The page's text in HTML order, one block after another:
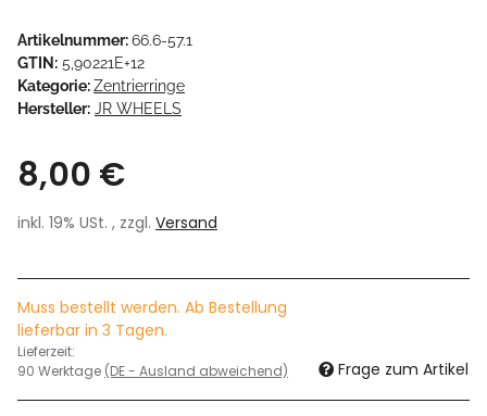
Artikelnummer:66.6-57.1
GTIN: 5,90221E+12
Kategorie:Zentrierringe
Hersteller: JR WHEELS
8,00 €
inkl. 19% USt. , zzgl. Versand
Muss bestellt werden. Ab Bestellung
lieferbar in 3 Tagen.
Lieferzeit:
90 Werktage (DE - Ausland abweichend) Frage zum Artikel